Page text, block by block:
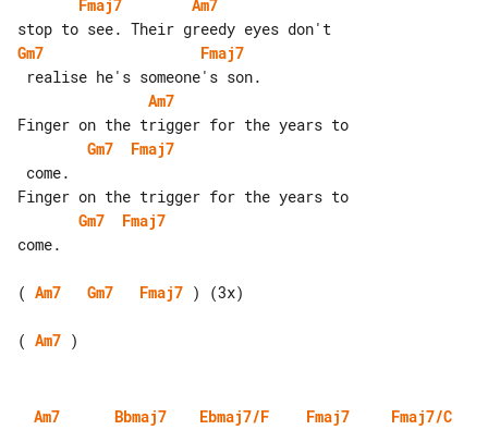
Fmaj7
Am7
Gm7
Fmaj7
Am7
Gm7
Fmaj7
Gm7
Fmaj7
come.
( Am7 Gm7 Fmaj7 ) (3x)
( Am7
Am7 Bbmaj7 Ebmaj7/F Fmaj7 Fmaj7/C